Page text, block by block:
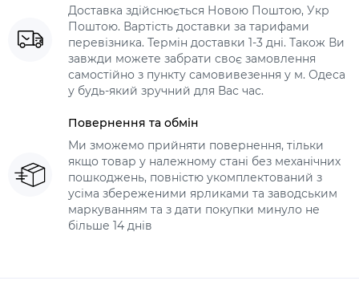
Доставка здійснюється Новою Поштою, Укр
Поштою. Вартість доставки за тарифами
перевізника. Термін доставки 1-3 дні. Також Ви
завжди можете забрати своє замовлення
самостійно з пункту самовивезення у м. Одеса
у будь-який зручний для Вас час.
Повернення та обмін
Ми зможемо прийняти повернення, тільки
якщо товар у належному стані без механічних
пошкоджень, повністю укомплектований з
усіма збереженими ярликами та заводським
маркуванням та з дати покупки минуло не
більше 14 днів